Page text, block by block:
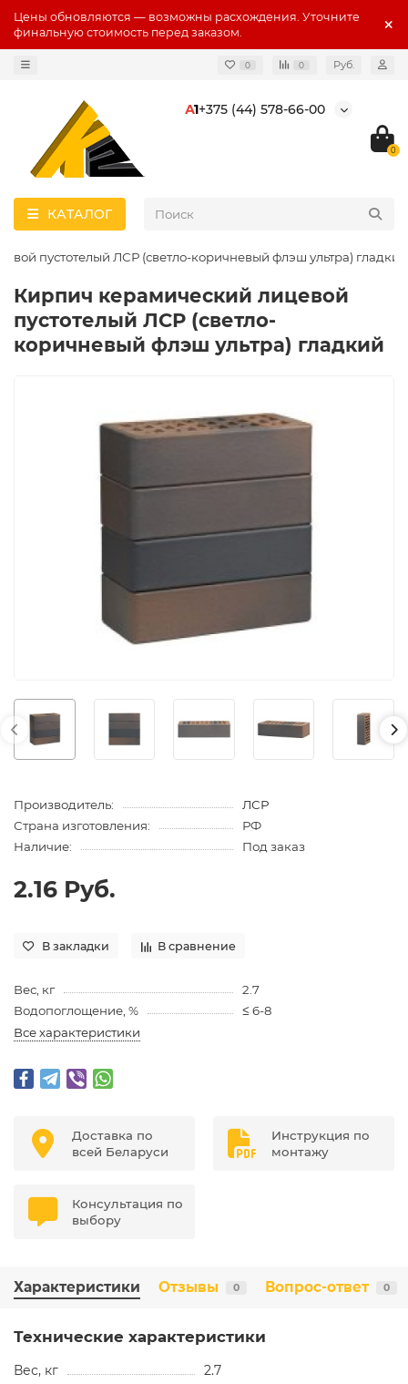
Цены обновляются — возможны расхождения. Уточните
финальную стоимость перед заказом.
0 0 Руб.
А1+375 (44) 578-66-00
0
КАТАЛОГ
пустотелый ЛСР (светло-коричневый флэш ультра) гладкий
Кирпич керамический лицевой
пустотелый ЛСР (светло-
коричневый флэш ультра) гладкий
Производитель:
ЛСР
Страна изготовления:
РФ
Наличие:
Под заказ
2.16 Руб.
В закладки В сравнение
Вес, кг
2.7
Водопоглощение, %
≤ 6-8
Все характеристики
Доставка по
всей Беларуси
Инструкция по
монтажу
Консультация по
выбору
Характеристики Отзывы 0 Вопрос-ответ 0
Технические характеристики
Вес, кг
2.7